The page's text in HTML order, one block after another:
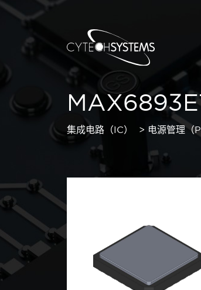
集成电路（IC） 电源管理（